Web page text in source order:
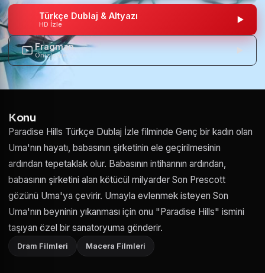
Türkçe Dublaj & Altyazı
HD İzle
Fragman
Önizleme
Konu
Paradise Hills Türkçe Dublaj İzle filminde Genç bir kadın olan
Uma'nın hayatı, babasının şirketinin ele geçirilmesinin
ardından tepetaklak olur. Babasının intiharının ardından,
babasının şirketini alan kötücül milyarder Son Prescott
gözünü Uma'ya çevirir. Umayla evlenmek isteyen Son
Uma'nın beyninin yıkanması için onu "Paradise Hills" ismini
taşıyan özel bir sanatoryuma gönderir.
Dram Filmleri Macera Filmleri